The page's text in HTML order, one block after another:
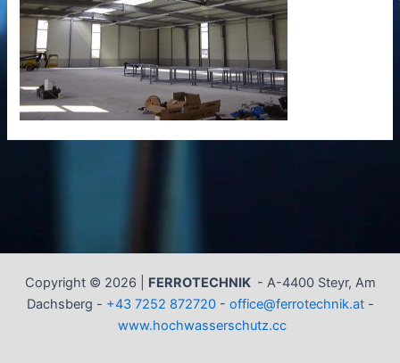
Copyright © 2026 | FERROTECHNIK - A-4400 Steyr, Am
Dachsberg - +43 7252 872720- office@ferrotechnik.at-
www.hochwasserschutz.cc